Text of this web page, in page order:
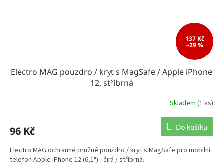
137 Kč
–29 %
Electro MAG pouzdro / kryt s MagSafe / Apple iPhone
12, stříbrná
Skladem (1 ks)
96 Kč Do košíku
Electro MAG ochranné pružné pouzdro / kryt s MagSafe pro mobilní
telefon Apple iPhone 12 (6,1") - čirá / stříbrná.